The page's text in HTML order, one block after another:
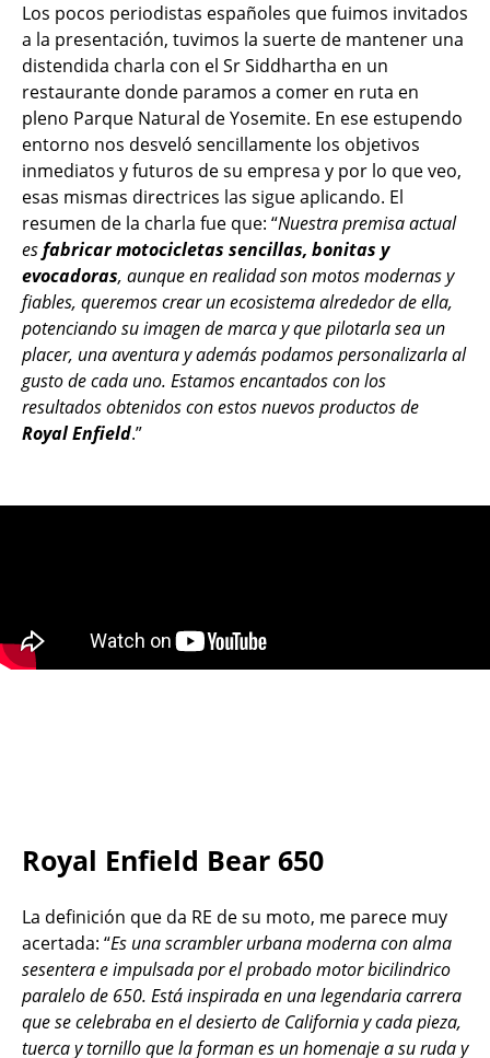
Los pocos periodistas españoles que fuimos invitados
a la presentación, tuvimos la suerte de mantener una
distendida charla con el Sr Siddhartha en un
restaurante donde paramos a comer en ruta en
pleno Parque Natural de Yosemite. En ese estupendo
entorno nos desveló sencillamente los objetivos
inmediatos y futuros de su empresa y por lo que veo,
esas mismas directrices las sigue aplicando. El
resumen de la charla fue que: “Nuestra premisa actual
esfabricar motocicletas sencillas, bonitas y
evocadoras, aunque en realidad son motos modernas y
fiables, queremos crear un ecosistema alrededor de ella,
potenciando su imagen de marca y que pilotarla sea un
placer, una aventura y además podamos personalizarla al
gusto de cada uno. Estamos encantados con los
resultados obtenidos con estos nuevos productos de
Royal Enfield.”
Royal Enfield Bear 650
La definición que da RE de su moto, me parece muy
acertada: “Es una scrambler urbana moderna con alma
sesentera e impulsada por el probado motor bicilindrico
paralelo de 650. Está inspirada en una legendaria carrera
que se celebraba en el desierto de California y cada pieza,
tuerca y tornillo que la forman es un homenaje a su ruda y